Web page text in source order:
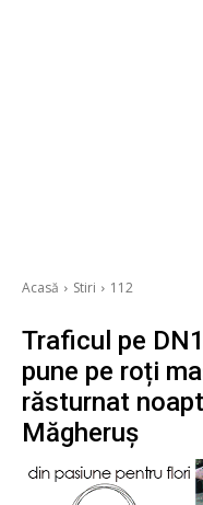
Acasă Stiri 112
Traficul pe
pune pe roți
răsturnat
Măgheruș